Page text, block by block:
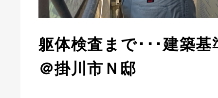
躯体検査まで･･･建築
＠掛川市Ｎ邸